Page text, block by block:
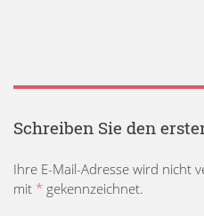
Schreiben Sie den
Ihre E-Mail-Adresse wird nicht
mit * gekennzeichnet.